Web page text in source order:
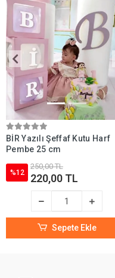
BİR Yazılı Şeffaf Kutu Harf
Pembe 25 cm
%12
250,00 TL
220,00 TL
Sepete Ekle